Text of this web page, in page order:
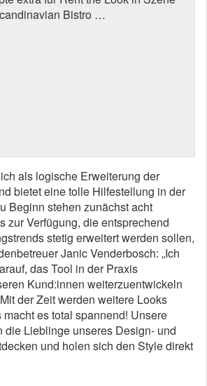
Bistro …
als logische Erweiterung der
bietet eine tolle Hilfestellung in der
Beginn stehen zunächst acht
zur Verfügung, die entsprechend
stetig erweitert werden sollen,
Janic Venderbosch: „Ich
das Tool in der Praxis
Kund:innen weiterzuentwickeln
der Zeit werden weitere Looks
es total spannend! Unsere
die Lieblinge unseres Design- und
und holen sich den Style direkt